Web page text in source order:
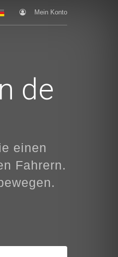
Mein Konto
de
einen
Fahrern.